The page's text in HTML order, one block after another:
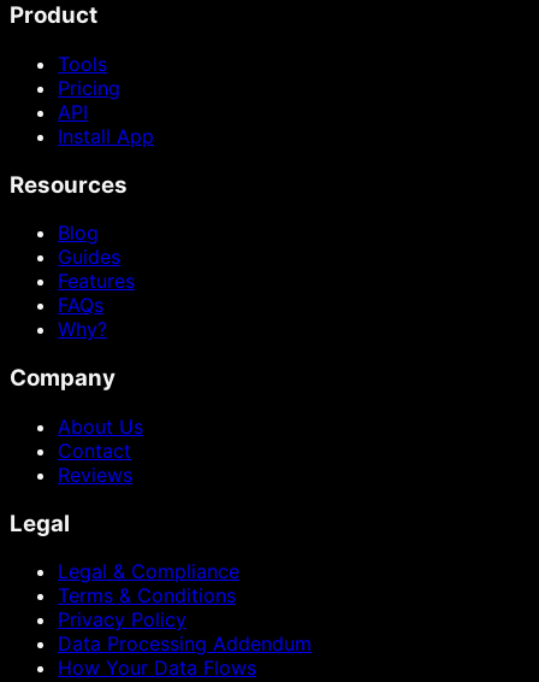
Product
Tools
Pricing
API
Install App
Resources
Blog
Guides
Features
FAQs
Why?
Company
About Us
Contact
Reviews
Legal
Legal & Compliance
Terms & Conditions
Privacy Policy
Data Processing Addendum
How Your Data Flows